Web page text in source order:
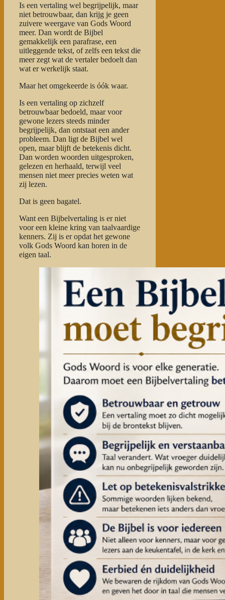
Is een vertaling wel begrijpelijk, maar
niet betrouwbaar, dan krijg je geen
zuivere weergave van Gods Woord
meer. Dan wordt de Bijbel
gemakkelijk een parafrase, een
uitleggende tekst, of zelfs een tekst die
meer zegt wat de vertaler bedoelt dan
wat er werkelijk staat.
Maar het omgekeerde is óók waar.
Is een vertaling op zichzelf
betrouwbaar bedoeld, maar voor
gewone lezers steeds minder
begrijpelijk, dan ontstaat een ander
probleem. Dan ligt de Bijbel wel
open, maar blijft de betekenis dicht.
Dan worden woorden uitgesproken,
gelezen en herhaald, terwijl veel
mensen niet meer precies weten wat
zij lezen.
Dat is geen bagatel.
Want een Bijbelvertaling is er niet
voor een kleine kring van taalvaardige
kenners. Zij is er opdat het gewone
volk Gods Woord kan horen in de
eigen taal.